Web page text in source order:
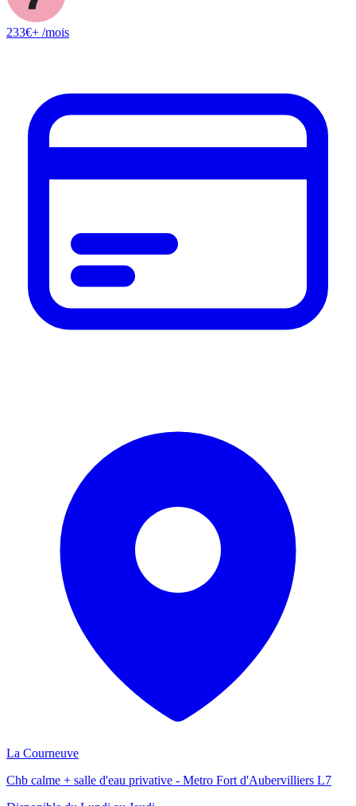
233€+ /mois
La Courneuve
Chb calme + salle d'eau privative - Metro Fort d'Aubervilliers L7